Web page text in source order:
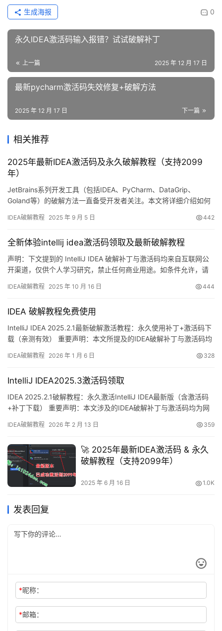
0
生成海报
永久IDEA激活码输入报错？试试破解补丁
上一篇 2025 年 12 月 17 日
最新pycharm激活码失效修复+破解方法
下一篇
2025 年 12 月 17 日
相关推荐
2025年最新IDEA激活码及永久破解教程（支持2099
年）
JetBrains系列开发工具（包括IDEA、PyCharm、DataGrip、
Goland等）的破解方法一直备受开发者关注。本文将详细介绍如何
效果预览 首先展示最新IDEA版本成功破解至2099年的效果截图：
流程。 软件下载与安装 …
IDEA破解教程 2025 年 9 月 5 日 442
全新体验intellij idea激活码领取及最新破解教程
声明：下文提到的 IntelliJ IDEA 破解补丁与激活码均来自互联网公
开渠道，仅供个人学习研究，禁止任何商业用途。如条件允许，请
https://panghu.hicxy.com/shop/?id=18 IntelliJ IDEA 是
IDEA破解教程 2025 年 10 月 16 日 444
IDEA 破解教程免费使用
IntelliJ IDEA 2025.2.1最新破解激活教程：永久使用补丁+激活码下
载（亲测有效） 重要声明：本文所提及的IDEA破解补丁与激活码均
及侵权问题，请联系笔者删除。经济条件允许的情况下，强烈建议
的实况截图，可以看到授…
IDEA破解教程 2026 年 1 月 6 日 328
IntelliJ IDEA2025.3激活码领取
IDEA 2025.2.1破解教程：永久激活IntelliJ IDEA最新版（含激活码
+补丁下载） 重要声明：本文涉及的IDEA破解补丁与激活码均为网
内容存在侵权问题，请随时联系作者删除。若经济状况允许，请务
图，如图所示，授权有…
IDEA破解教程 2026 年 2 月 13 日 359
🚀 2025年最新IDEA激活码 & 永久
破解教程（支持2099年）
2025 年 6 月 16 日 1.0K
发表回复
*昵称：
*邮箱：